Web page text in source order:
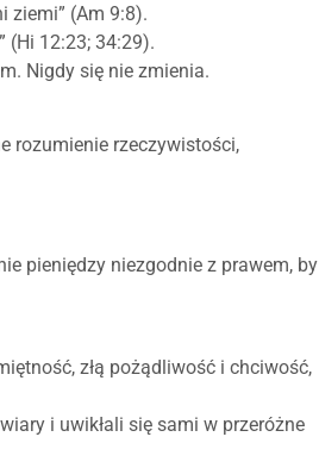
ziemi” (Am 9:8).
(Hi 12:23; 34:29).
Nigdy się nie zmienia.
rozumienie rzeczywistości,
pieniędzy niezgodnie z prawem, by
złą pożądliwość i chciwość,
i uwikłali się sami w przeróżne